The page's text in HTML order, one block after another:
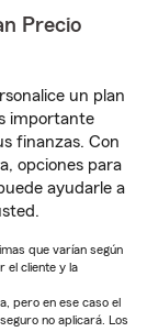
Precio
un plan
importante
finanzas. Con
opciones para
ayudarle a
que varían según
el cliente y la
pero en ese caso el
no aplicará. Los